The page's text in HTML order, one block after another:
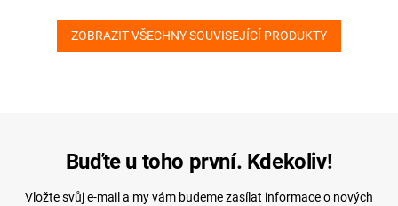
ZOBRAZIT VŠECHNY SOUVISEJÍCÍ PRODUKTY
Buďte u toho první. Kdekoliv!
Vložte svůj e-mail a my vám budeme zasílat informace o nových